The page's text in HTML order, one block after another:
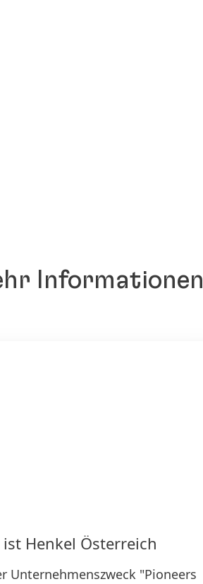
Informationen
ist Henkel Österreich
Unternehmenszweck "Pioneers